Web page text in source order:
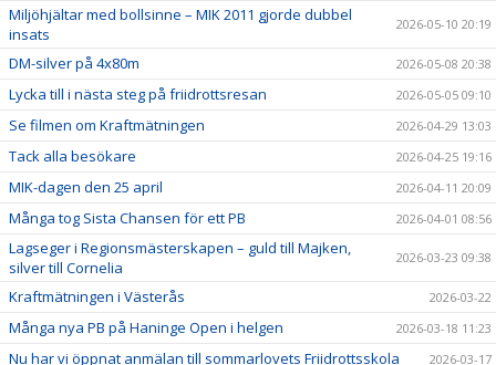
Miljöhjältar med bollsinne – MIK 2011 gjorde dubbel
insats
2026-05-10 20:19
DM-silver på 4x80m 2026-05-08 20:38
Lycka till i nästa steg på friidrottsresan 2026-05-05 09:10
Se filmen om Kraftmätningen 2026-04-29 13:03
Tack alla besökare 2026-04-25 19:16
MIK-dagen den 25 april 2026-04-11 20:09
Många tog Sista Chansen för ett PB 2026-04-01 08:56
Lagseger i Regionsmästerskapen – guld till Majken,
silver till Cornelia
2026-03-23 09:38
Kraftmätningen i Västerås 2026-03-22
Många nya PB på Haninge Open i helgen 2026-03-18 11:23
Nu har vi öppnat anmälan till sommarlovets Friidrottsskola 2026-03-17